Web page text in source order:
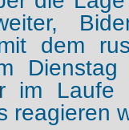
dem
im
reagieren